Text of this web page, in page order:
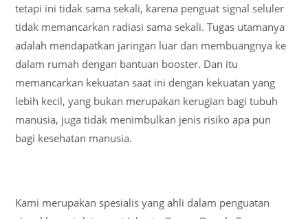
tetapi ini tidak sama sekali, karena penguat signal seluler
tidak memancarkan radiasi sama sekali. Tugas utamanya
adalah mendapatkan jaringan luar dan membuangnya ke
dalam rumah dengan bantuan booster. Dan itu
memancarkan kekuatan saat ini dengan kekuatan yang
lebih kecil, yang bukan merupakan kerugian bagi tubuh
manusia, juga tidak menimbulkan jenis risiko apa pun
bagi kesehatan manusia.
Kami merupakan spesialis yang ahli dalam penguatan